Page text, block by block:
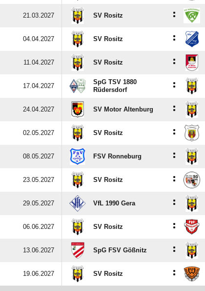
21.03.2027 SV Rositz :
04.04.2027 SV Rositz :
11.04.2027 SV Rositz :
17.04.2027
SpG TSV 1880
Rüdersdorf
:
24.04.2027 SV Motor Altenburg :
02.05.2027 SV Rositz :
08.05.2027 FSV Ronneburg :
23.05.2027 SV Rositz :
29.05.2027 VfL 1990 Gera :
06.06.2027 SV Rositz :
13.06.2027 SpG FSV Gößnitz :
19.06.2027 SV Rositz :